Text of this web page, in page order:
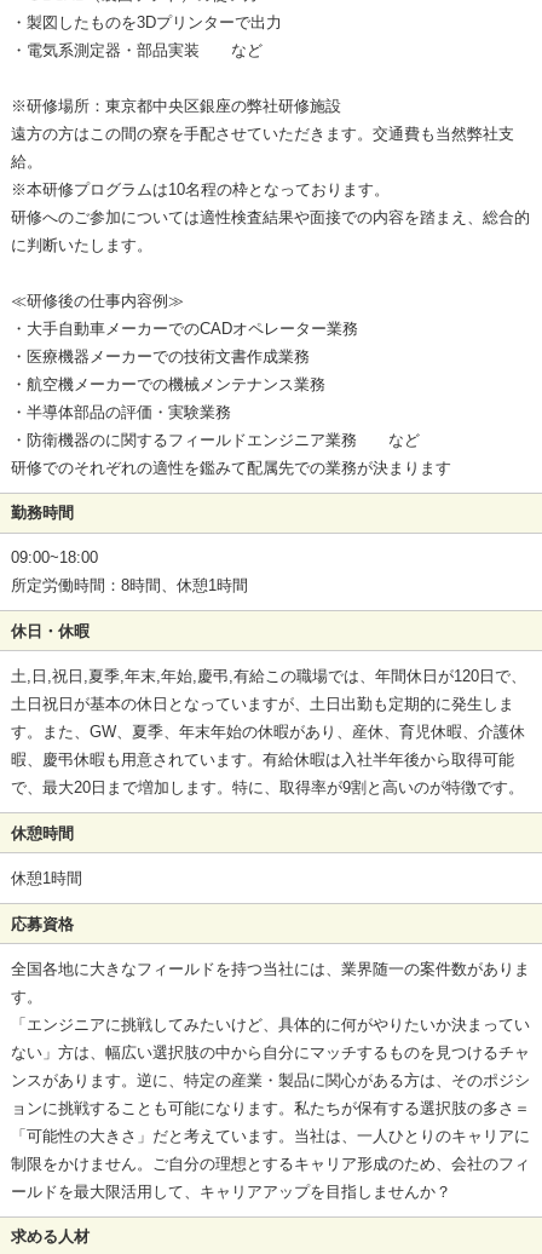
・製図したものを3Dプリンターで出力
・電気系測定器・部品実装 など
※研修場所：東京都中央区銀座の弊社研修施設
遠方の方はこの間の寮を手配させていただきます。交通費も当然弊社支
給。
※本研修プログラムは10名程の枠となっております。
研修へのご参加については適性検査結果や面接での内容を踏まえ、総合的
に判断いたします。
≪研修後の仕事内容例≫
・大手自動車メーカーでのCADオペレーター業務
・医療機器メーカーでの技術文書作成業務
・航空機メーカーでの機械メンテナンス業務
・半導体部品の評価・実験業務
・防衛機器のに関するフィールドエンジニア業務 など
研修でのそれぞれの適性を鑑みて配属先での業務が決まります
勤務時間
09:00~18:00
所定労働時間：8時間、休憩1時間
休日・休暇
土,日,祝日,夏季,年末,年始,慶弔,有給この職場では、年間休日が120日で、
土日祝日が基本の休日となっていますが、土日出勤も定期的に発生しま
す。また、GW、夏季、年末年始の休暇があり、産休、育児休暇、介護休
暇、慶弔休暇も用意されています。有給休暇は入社半年後から取得可能
で、最大20日まで増加します。特に、取得率が9割と高いのが特徴です。
休憩時間
休憩1時間
応募資格
全国各地に大きなフィールドを持つ当社には、業界随一の案件数がありま
す。
「エンジニアに挑戦してみたいけど、具体的に何がやりたいか決まってい
ない」方は、幅広い選択肢の中から自分にマッチするものを見つけるチャ
ンスがあります。逆に、特定の産業・製品に関心がある方は、そのポジシ
ョンに挑戦することも可能になります。私たちが保有する選択肢の多さ＝
「可能性の大きさ」だと考えています。当社は、一人ひとりのキャリアに
制限をかけません。ご自分の理想とするキャリア形成のため、会社のフィ
ールドを最大限活用して、キャリアアップを目指しませんか？
求める人材